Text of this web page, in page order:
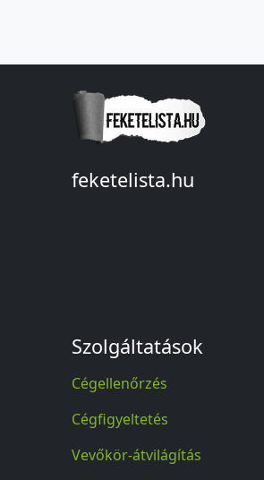
feketelista.hu
Szolgáltatások
Cégellenőrzés
Cégfigyeltetés
Vevőkör-átvilágítás